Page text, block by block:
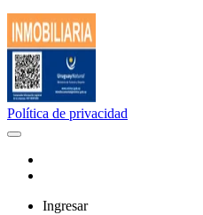
Política de privacidad
Ingresar